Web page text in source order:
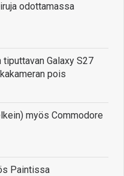
odottamassa
tiputtavan Galaxy S27
pois
myös Commodore
Paintissa